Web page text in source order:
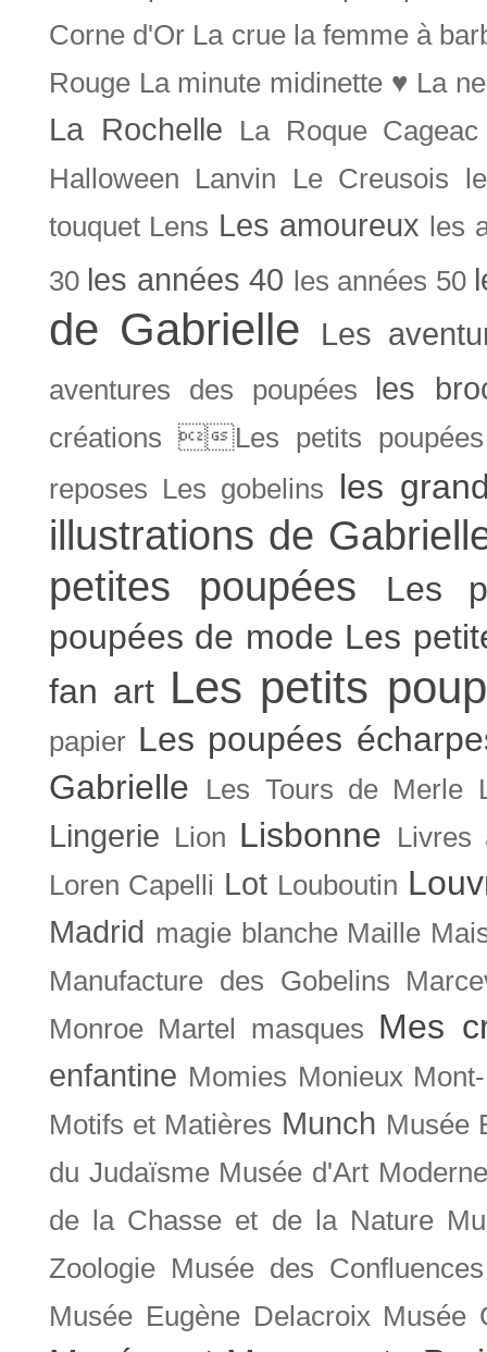
Corne d'Or La crue la femme à
Rouge La minute midinette ♥ La
La Rochelle
La Roque Cageac
Halloween
Lanvin Le Creusois
touquet Lens Les amoureux
les
30 les années 40 les années 50
de Gabrielle Les
aventures des poupées les
créations Les petits
reposes Les gobelins les
illustrations de
petites poupées
Les
poupées de mode Les
fan art Les petits
papier Les poupées
Gabrielle
Les Tours de Merle
Lingerie Lion Lisbonne
Livres
Loren Capelli Lot Louboutin
Madrid magie blanche Maille
Manufacture des Gobelins
Monroe Martel masques Mes
enfantine Momies Monieux
Motifs et Matières Munch Musée
du Judaïsme Musée d'Art
de la Chasse et de la Nature
Zoologie Musée des Confluences
Musée Eugène Delacroix Musée